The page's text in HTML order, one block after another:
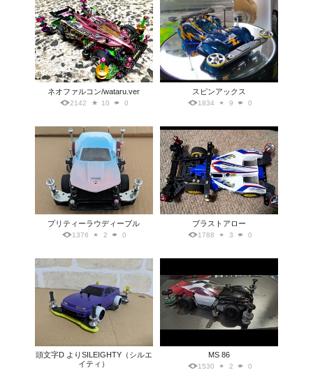
ネオファルコン/wataru.ver
2142 10 0
スピンアックス
1834 9 0
プリティーラウディーブル
1376 2 0
ブラストアロー
1788 3 0
頭文字D よりSILEIGHTY（シルエ
イティ）
MS 86
1530 2 0